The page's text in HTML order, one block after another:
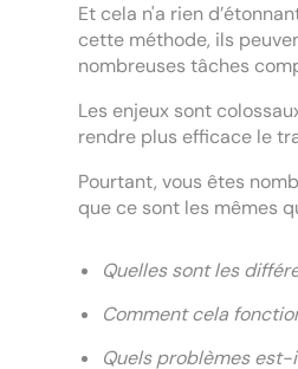
Et cela n'a rien
cette méthode, ils
nombreuses tâches
Les enjeux sont
rendre plus efficace le
Pourtant, vous êtes
que ce sont les mêmes
Quelles sont les
Comment cela
Quels problèmes